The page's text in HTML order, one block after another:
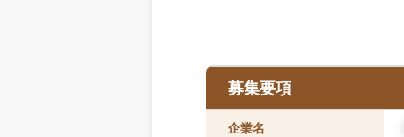
募集要項
企業名